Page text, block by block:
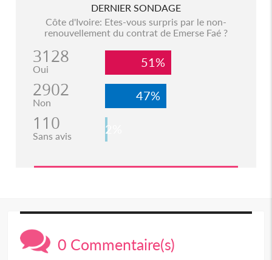
DERNIER SONDAGE
Côte d'Ivoire: Etes-vous surpris par le non-
renouvellement du contrat de Emerse Faé ?
3128
Oui 51%
2902
Non 47%
110
Sans avis 2%
0 Commentaire(s)